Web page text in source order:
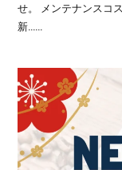
せ。 メンテナンスコ
新……